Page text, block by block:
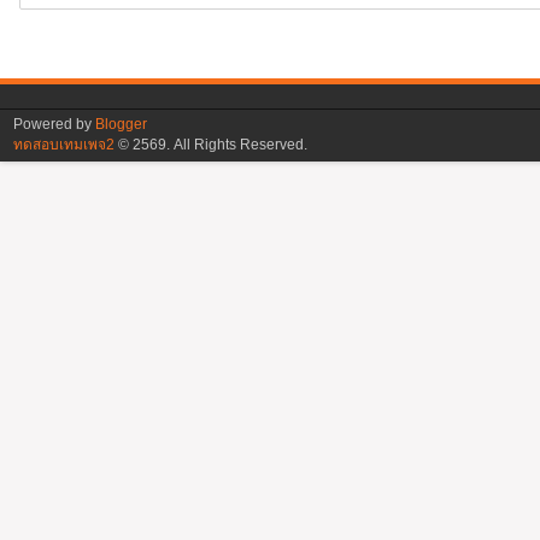
Powered by Blogger
ทดสอบเทมเพจ2 © 2569. All Rights Reserved.